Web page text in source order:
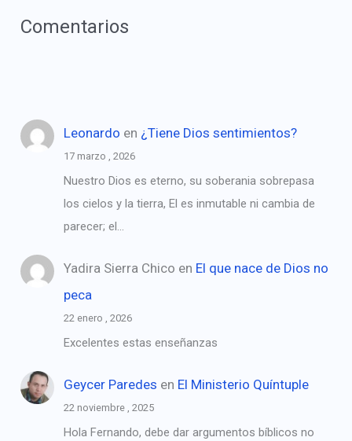
Comentarios
Leonardo en ¿Tiene Dios sentimientos?
17 marzo , 2026
Nuestro Dios es eterno, su soberania sobrepasa
los cielos y la tierra, El es inmutable ni cambia de
parecer; el…
Yadira Sierra Chico en El que nace de Dios no
peca
22 enero , 2026
Excelentes estas enseñanzas
Geycer Paredes en El Ministerio Quíntuple
22 noviembre , 2025
Hola Fernando, debe dar argumentos bíblicos no